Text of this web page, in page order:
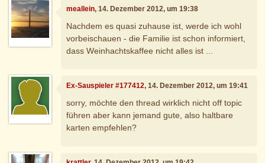
meallein, 14. Dezember 2012, um 19:38
Nachdem es quasi zuhause ist, werde ich wohl
vorbeischauen - die Familie ist schon informiert,
dass Weinhachtskaffee nicht alles ist ...
Ex-Sauspieler #177412, 14. Dezember 2012, um 19:41
sorry, möchte den thread wirklich nicht off topic
führen aber kann jemand gute, also haltbare
karten empfehlen?